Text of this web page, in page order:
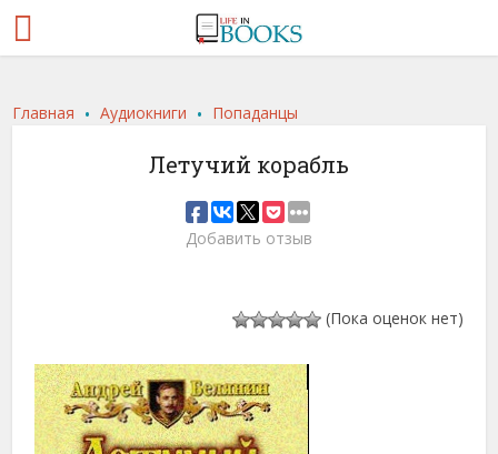
Главная . Аудиокниги . Попаданцы
Летучий корабль
Добавить отзыв
(Пока оценок нет)